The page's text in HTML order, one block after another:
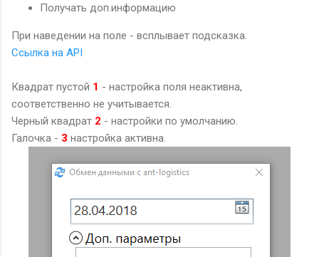
Получать доп.информацию
При наведении на поле - всплывает подсказка.
Ссылка на API
Квадрат пустой 1 - настройка поля неактивна,
соответственно не учитывается.
Черный квадрат 2 - настройки по умолчанию.
Галочка - 3 настройка активна.